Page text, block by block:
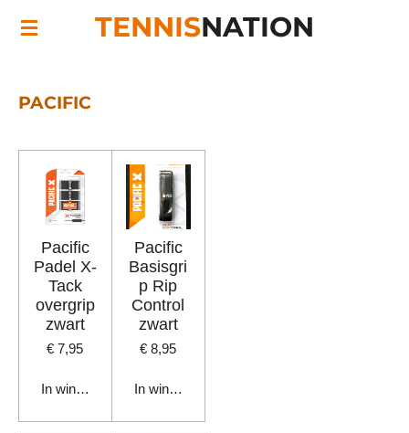
Ga
direct
hoofdinhoud
TENNISNATION
PACIFIC
Pacific
Padel X-
Tack
overgrip
zwart
€ 7,95
In winkelwagen
Pacific
Basisgri
p Rip
Control
zwart
€ 8,95
In winkelwagen